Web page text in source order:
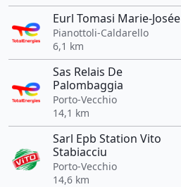
Eurl Tomasi Marie-Josée
Pianottoli-Caldarello
6,1 km
Sas Relais De
Palombaggia
Porto-Vecchio
14,1 km
Sarl Epb Station Vito
Stabiacciu
Porto-Vecchio
14,6 km